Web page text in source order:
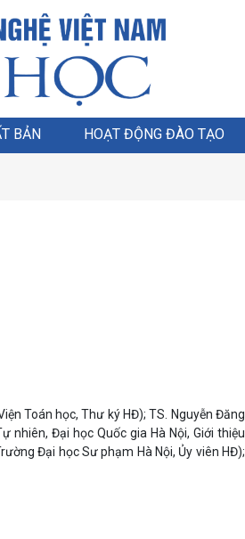
BẢN HOẠT ĐỘNG ĐÀO TẠO
Toán học, Thư ký HĐ); TS. Nguyễn Đăng
nhiên, Đại học Quốc gia Hà Nội, Giới thiệu
Đại học Sư phạm Hà Nội, Ủy viên HĐ);